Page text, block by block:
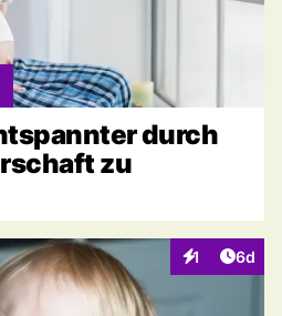
durch
zu
1
Interaktionen
6d